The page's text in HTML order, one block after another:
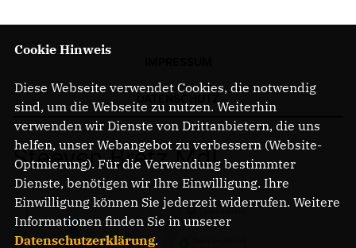
Steeven Bretz MdL
Cookie Hinweis
Diese Webseite verwendet Cookies, die notwendig
sind, um die Webseite zu nutzen. Weiterhin
verwenden wir Dienste von Drittanbietern, die uns
helfen, unser Webangebot zu verbessern (Website-
Optmierung). Für die Verwendung bestimmter
Dienste, benötigen wir Ihre Einwilligung. Ihre
Einwilligung können Sie jederzeit widerrufen. Weitere
Informationen finden Sie in unserer
Datenschutzerklärung.